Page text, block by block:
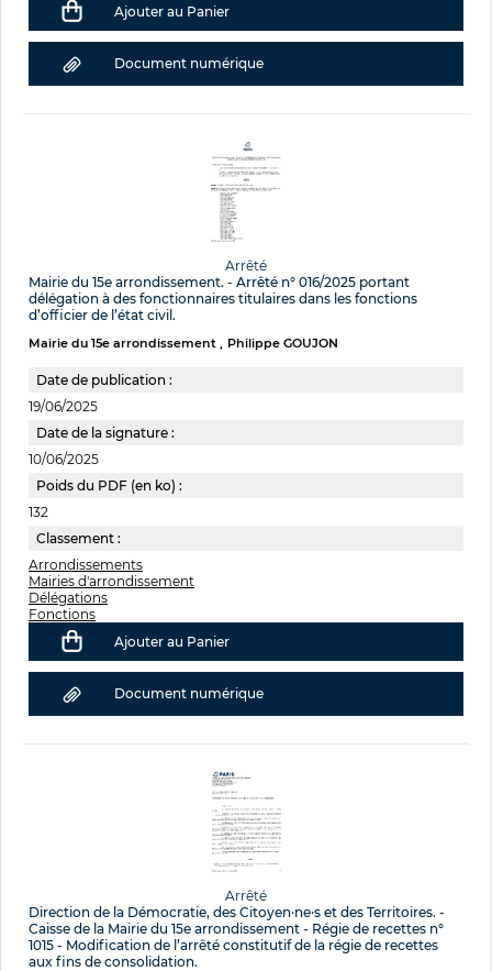
Ajouter au Panier
Document numérique
Arrêté
Mairie du 15e arrondissement. - Arrêté n° 016/2025 portant
délégation à des fonctionnaires titulaires dans les fonctions
d’officier de l’état civil.
Mairie du 15e arrondissement Philippe GOUJON
Date de publication :
19/06/2025
Date de la signature :
10/06/2025
Poids du PDF (en ko) :
132
Classement :
Arrondissements
Mairies d'arrondissement
Délégations
Fonctions
Ajouter au Panier
Document numérique
Arrêté
Direction de la Démocratie, des Citoyen·ne·s et des Territoires. -
Caisse de la Mairie du 15e arrondissement - Régie de recettes n°
1015 - Modification de l’arrêté constitutif de la régie de recettes
aux fins de consolidation.